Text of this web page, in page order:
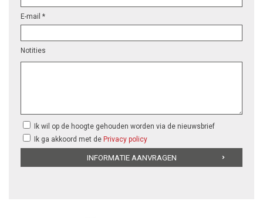
E-mail *
Notities
Ik wil op de hoogte gehouden worden via de nieuwsbrief
Ik ga akkoord met de Privacy policy